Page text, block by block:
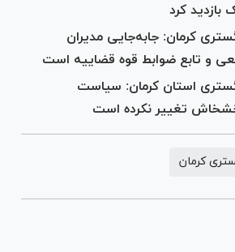
کرد
کرمان: جابه‌جایی مدیران
و تابع ضوابط قوه قضاییه است
استان کرمان: سیاست
تغییر نکرده است
کرمان